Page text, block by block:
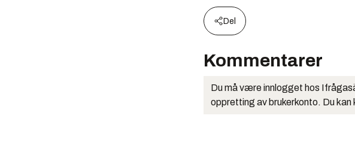
Del
Kommentarer
Du må være innlogget hos
oppretting av brukerkonto. Du kan